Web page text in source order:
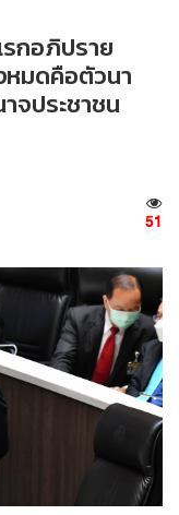
กอภิปราย
หมดคือตัวนา
จประชาชน
51